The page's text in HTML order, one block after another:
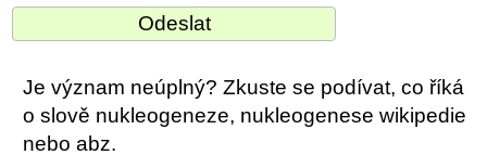
Je význam neúplný? Zkuste se podívat, co říká
o slově nukleogeneze, nukleogenese wikipedie
nebo abz.